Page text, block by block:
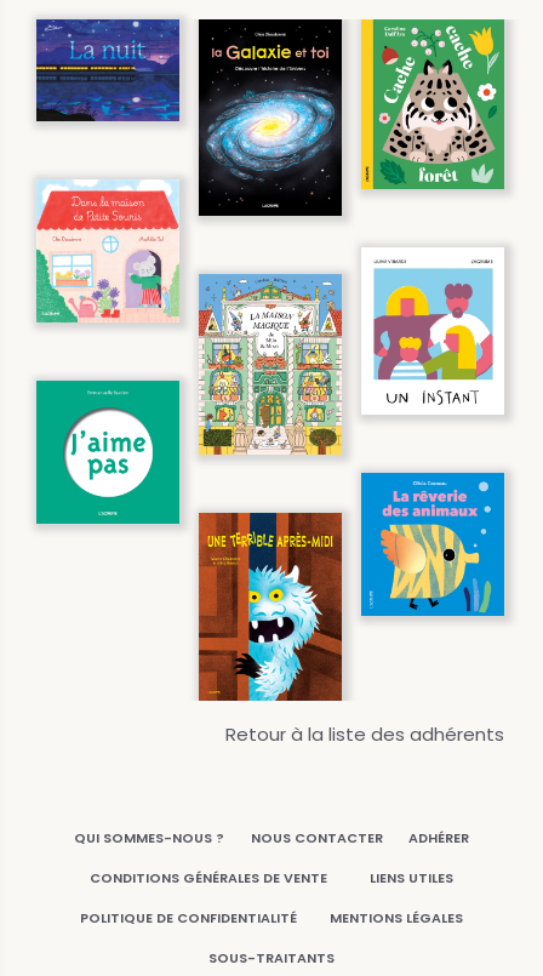
Retour à la liste des adhérents
QUI SOMMES-NOUS ? NOUS CONTACTER ADHÉRER
CONDITIONS GÉNÉRALES DE VENTE LIENS UTILES
POLITIQUE DE CONFIDENTIALITÉ MENTIONS LÉGALES
SOUS-TRAITANTS